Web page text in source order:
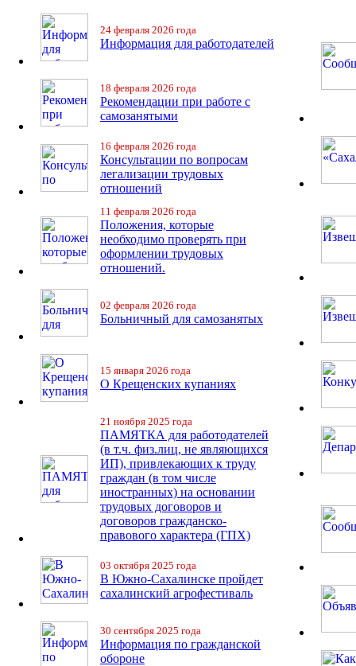
24 февраля 2026 года
Информация для работодателей
18 февраля 2026 года
Рекомендации при работе с
самозанятыми
16 февраля 2026 года
Консультации по вопросам
легализации трудовых
отношений
11 февраля 2026 года
Положения, которые
необходимо проверять при
оформлении трудовых
отношений.
02 февраля 2026 года
Больничный для самозанятых
15 января 2026 года
О Крещенских купаниях
21 ноября 2025 года
ПАМЯТКА для работодателей
(в т.ч. физ.лиц, не являющихся
ИП), привлекающих к труду
граждан (в том числе
иностранных) на основании
трудовых договоров и
договоров гражданско-
правового характера (ГПХ)
03 октября 2025 года
В Южно-Сахалинске пройдет
сахалинский агрофестиваль
30 сентября 2025 года
Информация по гражданской
обороне